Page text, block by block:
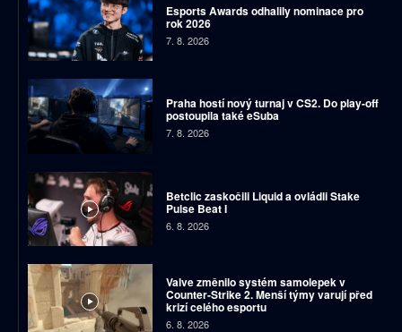
Esports Awards odhalily nominace pro
rok 2026
7. 8. 2026
Praha hostí nový turnaj v CS2. Do play-off
postoupila také eSuba
7. 8. 2026
Betclic zaskočili Liquid a ovládli Stake
Pulse Beat I
6. 8. 2026
Valve změnilo systém samolepek v
Counter-Strike 2. Menší týmy varují před
krizí celého esportu
6. 8. 2026